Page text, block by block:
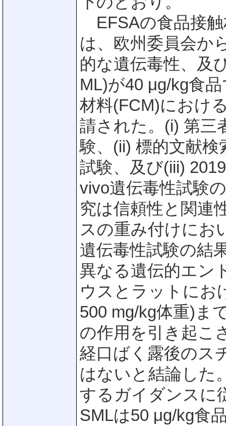
EFSAの食品接
は、欧州委員会か
的な遺伝毒性、及
ML)が40 μg/kg食
材料(FCM)におけ
請された。(i) 第三
験、(ii) 標的文献
試験、及び(iii)
vivo遺伝毒性試験
究は信頼性と関連
スの重み付けにお
遺伝毒性試験の結
異なる遺伝的エン
ウスとラットにお
500 mg/kg体重)ま
の作用を引き起こ
経口ばく露後のス
はないと結論した
するガイダンスに
SMLは50 μg/kg食